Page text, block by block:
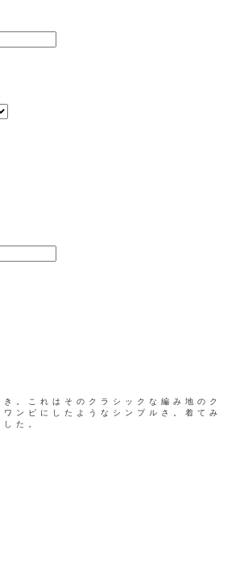
。これはそのクラシックな編み地のク
ンピにしたようなシンプルさ。着てみ
た。